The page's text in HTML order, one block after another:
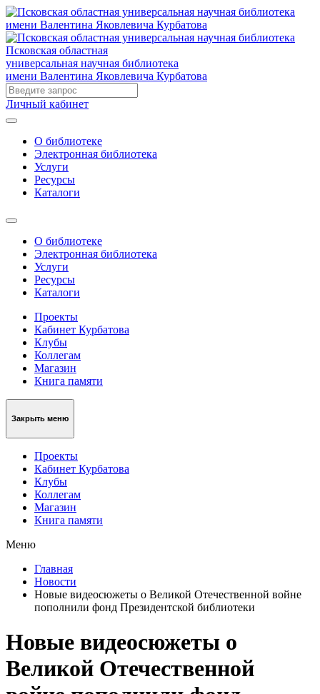
Псковская областная
универсальная научная библиотека
имени Валентина Яковлевича Курбатова
Личный кабинет
О библиотеке
Электронная библиотека
Услуги
Ресурсы
Каталоги
О библиотеке
Электронная библиотека
Услуги
Ресурсы
Каталоги
Проекты
Кабинет Курбатова
Клубы
Коллегам
Магазин
Книга памяти
Закрыть меню
Проекты
Кабинет Курбатова
Клубы
Коллегам
Магазин
Книга памяти
Меню
Главная
Новости
Новые видеосюжеты о Великой Отечественной войне
пополнили фонд Президентской библиотеки
Новые видеосюжеты о
Великой Отечественной